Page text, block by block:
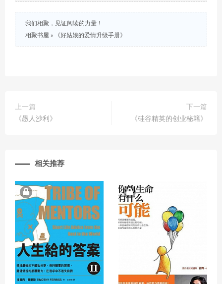
我们相聚，见证阅读的力量！
相聚书屋 » 《好姑娘的爱情升级手册》
上一篇
《愚人沙利》
下一篇
《硅谷精英的创业秘籍》
相关推荐